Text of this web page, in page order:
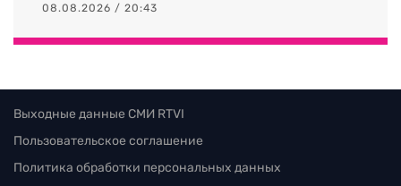
08.08.2026 / 20:43
Выходные данные СМИ RTVI
Пользовательское соглашение
Политика обработки персональных данных